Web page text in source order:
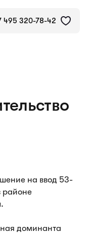
495 320-78-42
на ввод 53-
районе
доминанта